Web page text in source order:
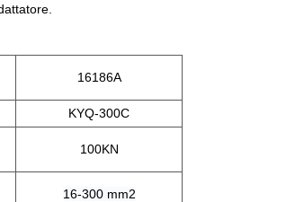
16186A
KYQ-300C
100KN
16-300 mm2